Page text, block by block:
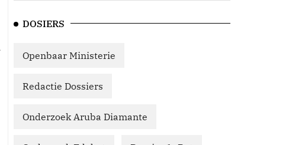
DOSIERS
Openbaar Ministerie
Redactie Dossiers
Onderzoek Aruba Diamante